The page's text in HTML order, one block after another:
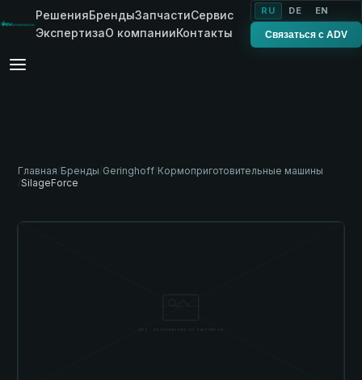
РешенияБрендыЗапчастиСервис
ЭкспертизаО компанииКонтакты
RU DE EN
Связаться с ADV
Главная/Бренды/Geringhoff/Кормоприготовительные машины
/SilageForce